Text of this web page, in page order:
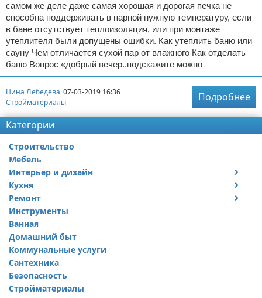
самом же деле даже самая хорошая и дорогая печка не
способна поддерживать в парной нужную температуру, если
в бане отсутствует теплоизоляция, или при монтаже
утеплителя были допущены ошибки. Как утеплить баню или
сауну Чем отличается сухой пар от влажного Как отделать
баню Вопрос «добрый вечер..подскажите можно
Нина Лебедева 07-03-2019 16:36
Стройматериалы
Подробнее
Категории
Строительство
Мебель
Интерьер и дизайн
Дизайн дачи
Дизайн квартиры
Кухня
Посуда
Ремонт
Ремонт дачи
Ремонт квартиры
Инструменты
Ванная
Домашний быт
Коммунальные услуги
Сантехника
Безопасность
Стройматериалы